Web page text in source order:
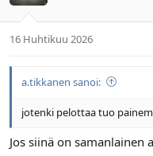
16 Huhtikuu 2026
a.tikkanen sanoi:
jotenki pelottaa tuo
Jos siinä on